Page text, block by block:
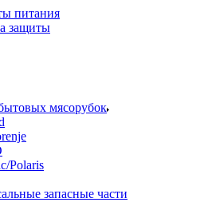
питания
защиты
мясорубок
Polaris
запасные части